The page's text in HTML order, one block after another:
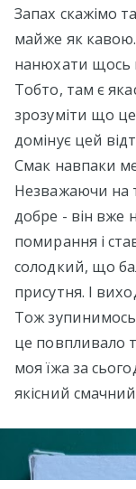
Запах скажімо
майже як кавою.
нанюхати щось
Тобто, там є
зрозуміти що
домінує цей
Смак навпаки
Незважаючи на
добре - він вже
помирання і
солодкий, що
присутня. І
Тож
це повпливало
моя їжа за
якісний